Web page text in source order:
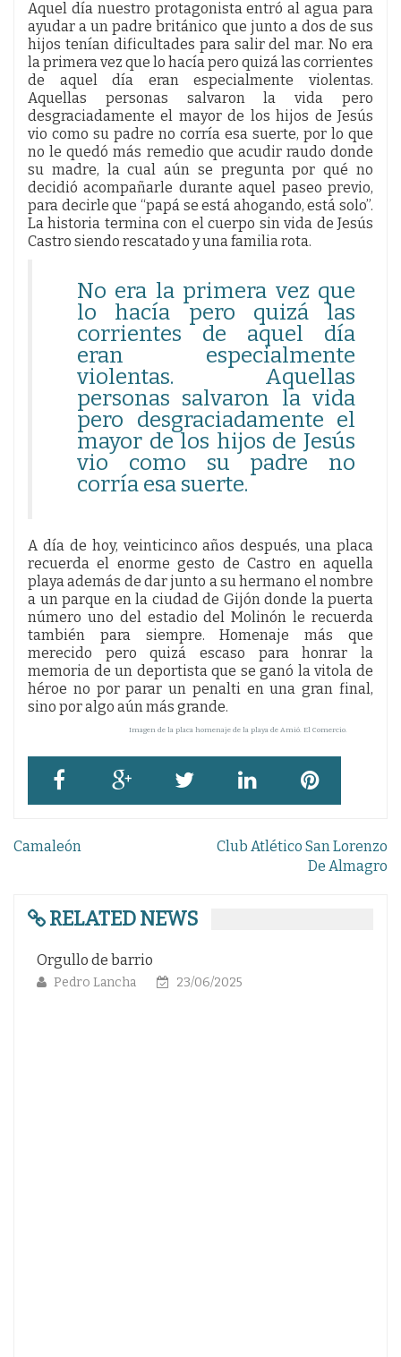
Aquel día nuestro protagonista entró al agua para
ayudar a un padre británico que junto a dos de sus
hijos tenían dificultades para salir del mar. No era
la primera vez que lo hacía pero quizá las corrientes
de aquel día eran especialmente violentas.
Aquellas personas salvaron la vida pero
desgraciadamente el mayor de los hijos de Jesús
vio como su padre no corría esa suerte, por lo que
no le quedó más remedio que acudir raudo donde
su madre, la cual aún se pregunta por qué no
decidió acompañarle durante aquel paseo previo,
para decirle que “papá se está ahogando, está solo”.
La historia termina con el cuerpo sin vida de Jesús
Castro siendo rescatado y una familia rota.
No era la primera vez que
lo hacía pero quizá las
corrientes de aquel día
eran especialmente
violentas. Aquellas
personas salvaron la vida
pero desgraciadamente el
mayor de los hijos de Jesús
vio como su padre no
corría esa suerte.
A día de hoy, veinticinco años después, una placa
recuerda el enorme gesto de Castro en aquella
playa además de dar junto a su hermano el nombre
a un parque en la ciudad de Gijón donde la puerta
número uno del estadio del Molinón le recuerda
también para siempre. Homenaje más que
merecido pero quizá escaso para honrar la
memoria de un deportista que se ganó la vitola de
héroe no por parar un penalti en una gran final,
sino por algo aún más grande.
Imagen de la placa homenaje de la playa de Amió. El Comercio.
Navegación
entradas
Camaleón
Club Atlético San Lorenzo
De Almagro
RELATED NEWS
barrio
23/06/2025